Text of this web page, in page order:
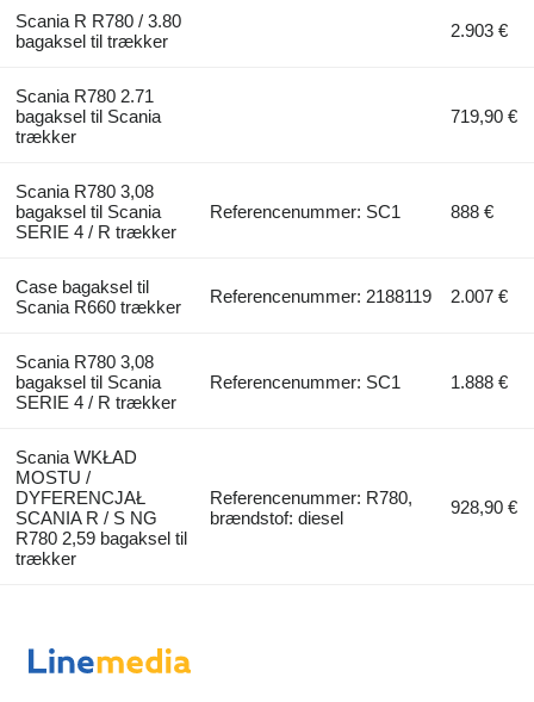
Scania R R780 / 3.80
bagaksel til trækker
2.903 €
Scania R780 2.71
bagaksel til Scania
trækker
719,90 €
Scania R780 3,08
bagaksel til Scania
SERIE 4 / R trækker
Referencenummer: SC1 888 €
Case bagaksel til
Scania R660 trækker
Referencenummer: 2188119 2.007 €
Scania R780 3,08
bagaksel til Scania
SERIE 4 / R trækker
Referencenummer: SC1 1.888 €
Scania WKŁAD
MOSTU /
DYFERENCJAŁ
SCANIA R / S NG
R780 2,59 bagaksel til
trækker
Referencenummer: R780,
brændstof: diesel
928,90 €